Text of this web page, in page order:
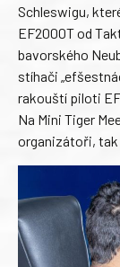
Schleswigu,
EF2000T od
bavorského
stíhači
rakouští piloti
Na Mini Tiger
organizátoři, tak